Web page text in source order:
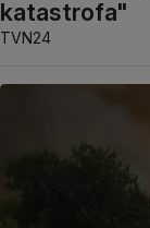
katastrofa"
TVN24